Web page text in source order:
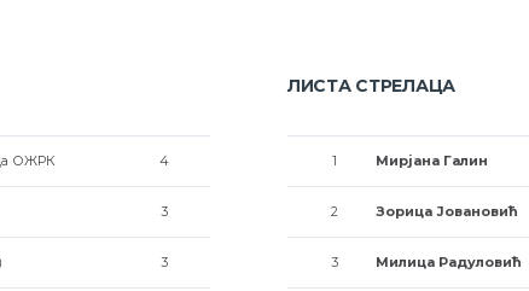
ОЖРК 4
3
3
ЛИСТА СТРЕЛАЦА
1 Мирјана Галин
2 Зорица Јовановић
3 Милица Радуловић